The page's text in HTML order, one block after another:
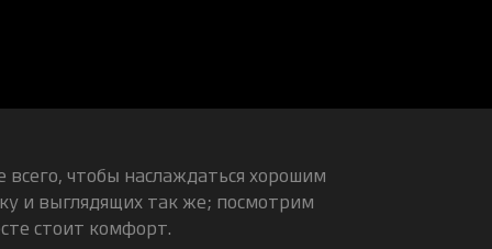
чтобы наслаждаться хорошим
и выглядящих так же; посмотрим
стоит комфорт.